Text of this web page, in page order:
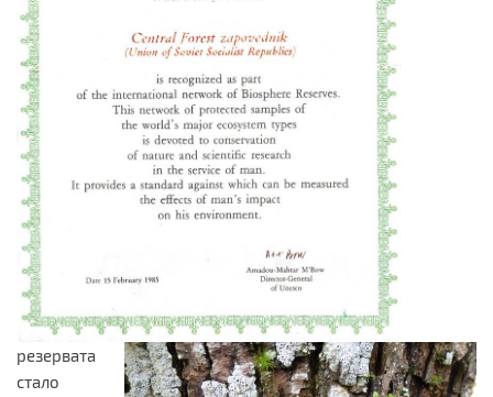
резервата
стало